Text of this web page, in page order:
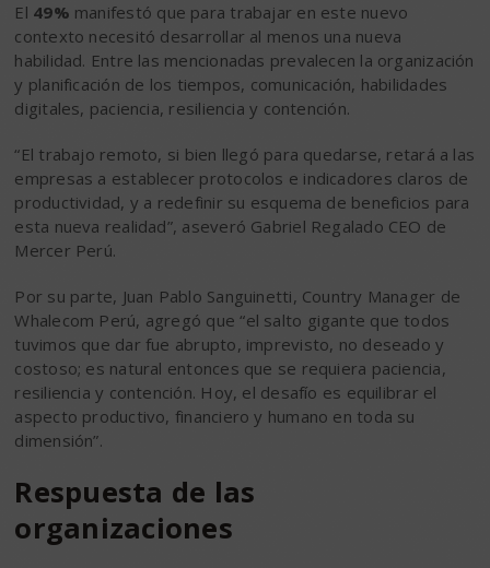
El 49% manifestó que para trabajar en este nuevo
contexto necesitó desarrollar al menos una nueva
habilidad. Entre las mencionadas prevalecen la organización
y planificación de los tiempos, comunicación, habilidades
digitales, paciencia, resiliencia y contención.
“El trabajo remoto, si bien llegó para quedarse, retará a las
empresas a establecer protocolos e indicadores claros de
productividad, y a redefinir su esquema de beneficios para
esta nueva realidad”, aseveró Gabriel Regalado CEO de
Mercer Perú.
Por su parte, Juan Pablo Sanguinetti, Country Manager de
Whalecom Perú, agregó que “el salto gigante que todos
tuvimos que dar fue abrupto, imprevisto, no deseado y
costoso; es natural entonces que se requiera paciencia,
resiliencia y contención. Hoy, el desafío es equilibrar el
aspecto productivo, financiero y humano en toda su
dimensión”.
Respuesta de las
organizaciones